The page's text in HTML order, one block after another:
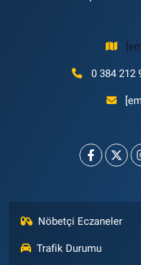
0 384 212
Nöbetçi Eczaneler
Trafik Durumu